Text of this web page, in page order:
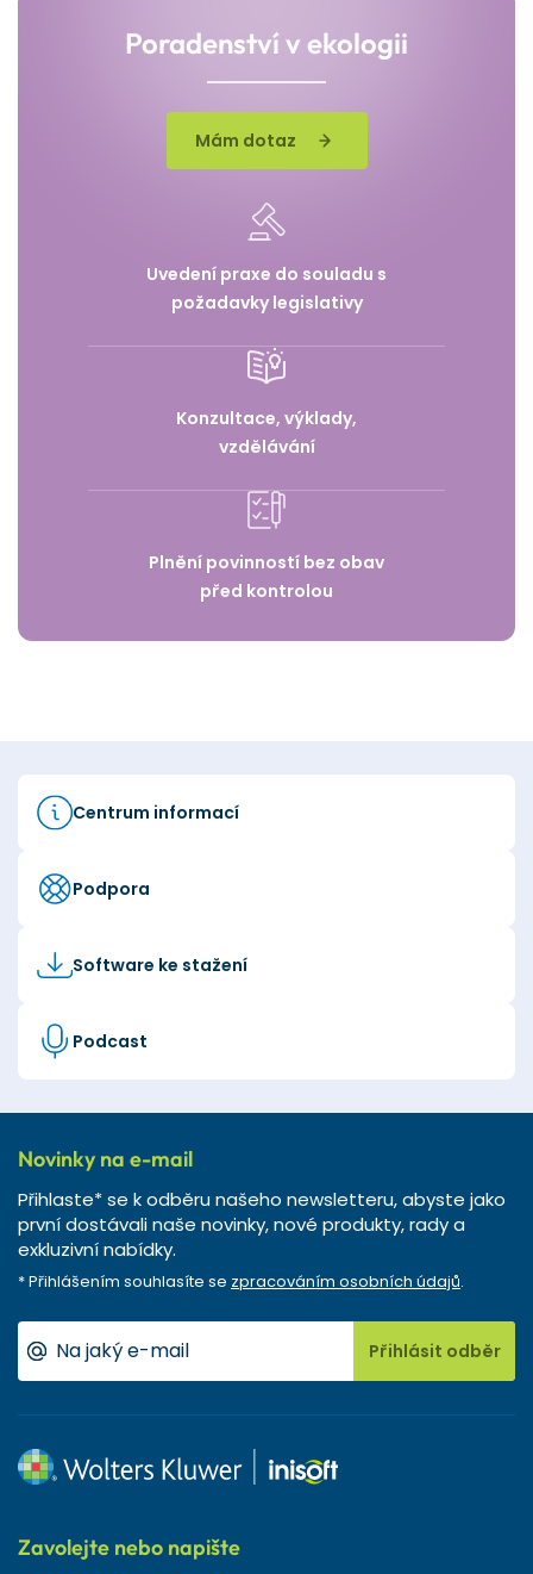
Poradenství v ekologii
Mám dotaz
Uvedení praxe do souladu s
požadavky legislativy
Konzultace, výklady,
vzdělávání
Plnění povinností bez obav
před kontrolou
Centrum informací
Podpora
Software ke stažení
Podcast
Novinky na e-mail
Přihlaste* se k odběru našeho newsletteru, abyste jako
první dostávali naše novinky, nové produkty, rady a
exkluzivní nabídky.
* Přihlášením souhlasíte se zpracováním osobních údajů.
Přihlásit odběr
Zavolejte nebo napište